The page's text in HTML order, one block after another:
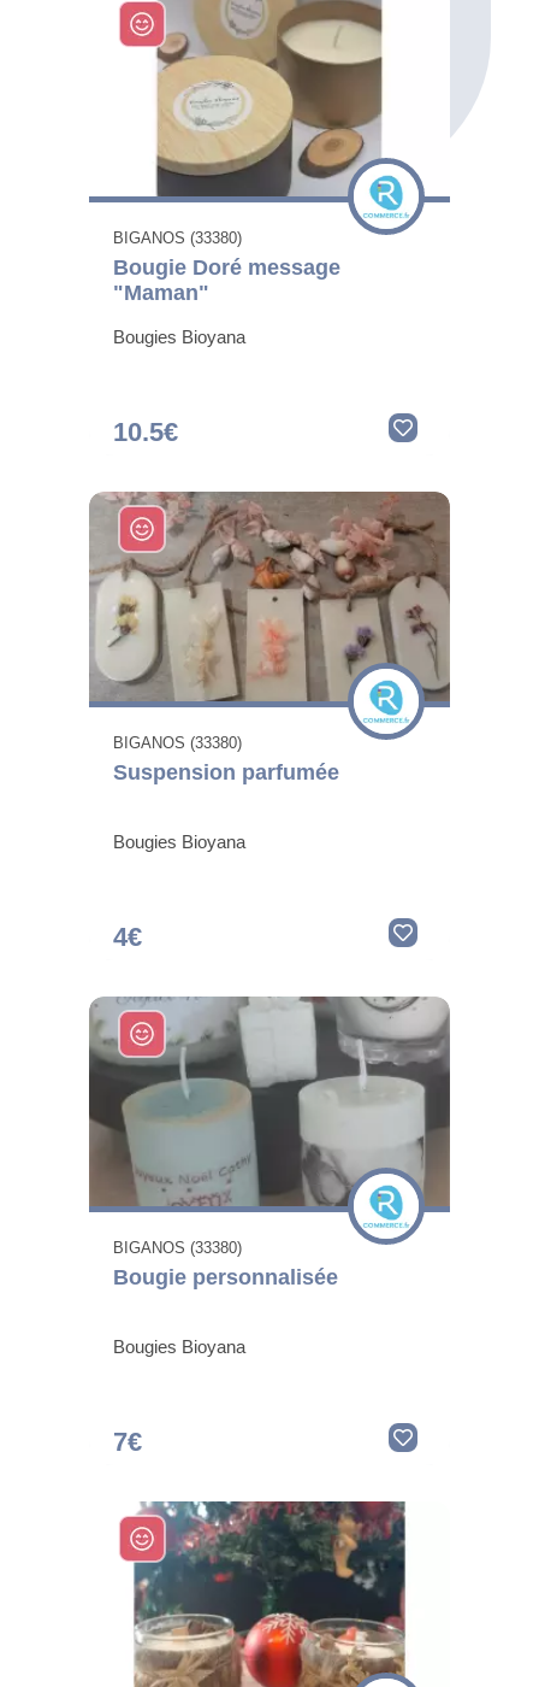
BIGANOS (33380)
Bougie Doré message
"Maman"
Bougies Bioyana
10.5€
BIGANOS (33380)
Suspension parfumée
Bougies Bioyana
4€
BIGANOS (33380)
Bougie personnalisée
Bougies Bioyana
7€